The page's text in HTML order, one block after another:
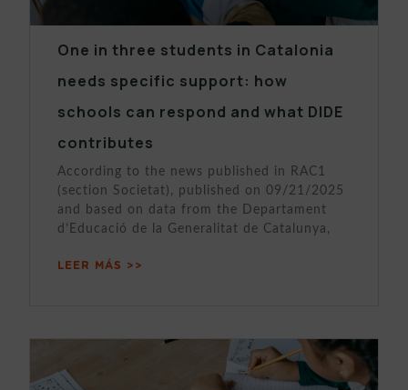
One in three students in Catalonia
needs specific support: how
schools can respond and what DIDE
contributes
According to the news published in RAC1
(section Societat), published on 09/21/2025
and based on data from the Departament
d’Educació de la Generalitat de Catalunya,
LEER MÁS >>